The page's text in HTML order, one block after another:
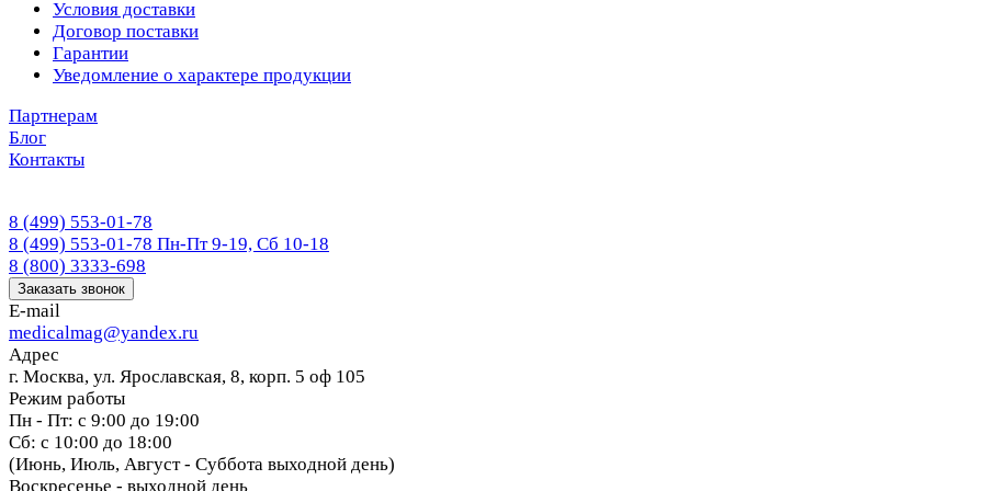
Условия доставки
Договор поставки
Гарантии
Уведомление о характере продукции
Партнерам
Блог
Контакты
8 (499) 553-01-78
8 (499) 553-01-78 Пн-Пт 9-19, Сб 10-18
8 (800) 3333-698
Заказать звонок
E-mail
medicalmag@yandex.ru
Адрес
г. Москва, ул. Ярославская, 8, корп. 5 оф 105
Режим работы
Пн - Пт: с 9:00 до 19:00
Сб: с 10:00 до 18:00
(Июнь, Июль, Август - Суббота выходной день)
Воскресенье - выходной день